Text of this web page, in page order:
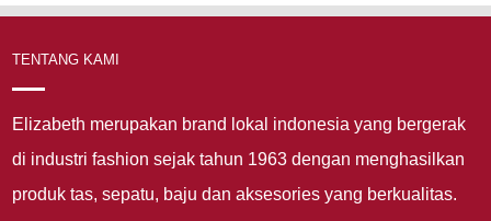
TENTANG KAMI
Elizabeth merupakan brand lokal indonesia yang bergerak
di industri fashion sejak tahun 1963 dengan menghasilkan
produk tas, sepatu, baju dan aksesories yang berkualitas.